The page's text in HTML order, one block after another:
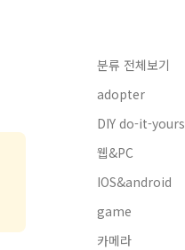
분류 전체보기
adopter
DIY do-it-
웹&PC
IOS&android
game
카메라